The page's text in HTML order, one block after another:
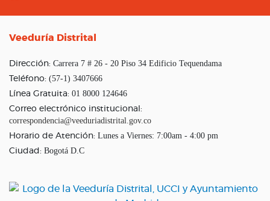
Veeduría Distrital
Dirección: Carrera 7 # 26 - 20 Piso 34 Edificio Tequendama
Teléfono: (57-1) 3407666
Línea Gratuita: 01 8000 124646
Correo electrónico institucional:
correspondencia@veeduriadistrital.gov.co
Horario de Atención: Lunes a Viernes: 7:00am - 4:00 pm
Ciudad: Bogotá D.C